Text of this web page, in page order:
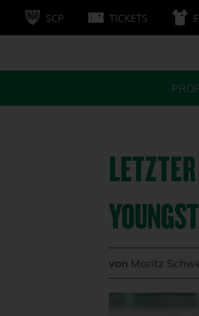
SCP TICKETS
von Moritz